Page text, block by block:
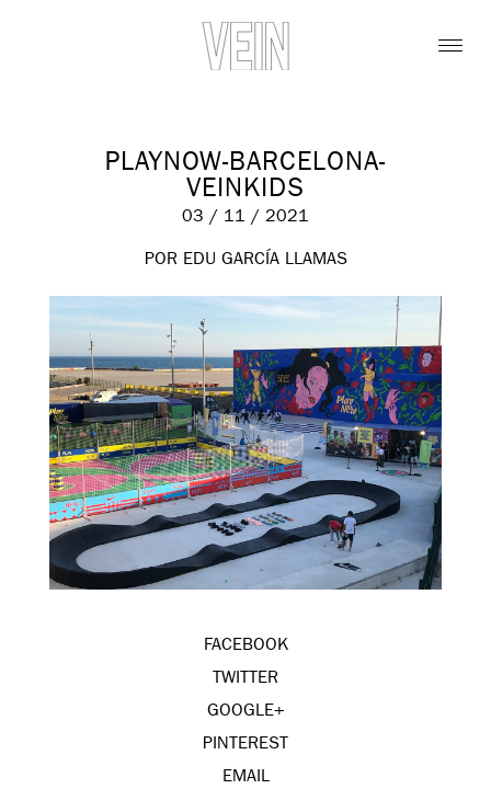
PLAYNOW-BARCELONA-
VEINKIDS
03 / 11 / 2021
POR EDU GARCÍA LLAMAS
FACEBOOK
TWITTER
GOOGLE+
PINTEREST
EMAIL